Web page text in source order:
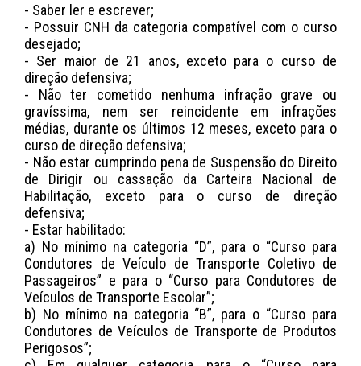
- Saber ler e escrever;
- Possuir CNH da categoria compatível com o curso
desejado;
- Ser maior de 21 anos, exceto para o curso de
direção defensiva;
- Não ter cometido nenhuma infração grave ou
gravíssima, nem ser reincidente em infrações
médias, durante os últimos 12 meses, exceto para o
curso de direção defensiva;
- Não estar cumprindo pena de Suspensão do Direito
de Dirigir ou cassação da Carteira Nacional de
Habilitação, exceto para o curso de direção
defensiva;
- Estar habilitado:
a) No mínimo na categoria “D”, para o “Curso para
Condutores de Veículo de Transporte Coletivo de
Passageiros” e para o “Curso para Condutores de
Veículos de Transporte Escolar”;
b) No mínimo na categoria “B”, para o “Curso para
Condutores de Veículos de Transporte de Produtos
Perigosos”;